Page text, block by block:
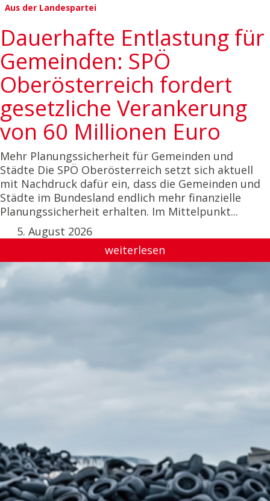
Aus der Landespartei
Dauerhafte Entlastung für
Gemeinden: SPÖ
Oberösterreich fordert
gesetzliche Verankerung
von 60 Millionen Euro
Mehr Planungssicherheit für Gemeinden und
Städte Die SPÖ Oberösterreich setzt sich aktuell
mit Nachdruck dafür ein, dass die Gemeinden und
Städte im Bundesland endlich mehr finanzielle
Planungssicherheit erhalten. Im Mittelpunkt...
5. August 2026
weiterlesen